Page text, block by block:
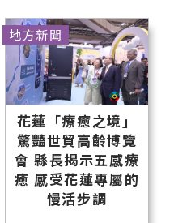
花蓮「療癒之境」
驚豔世貿高齡博覽
會 縣長揭示五感療
癒 感受花蓮專屬的
慢活步調
地方新聞